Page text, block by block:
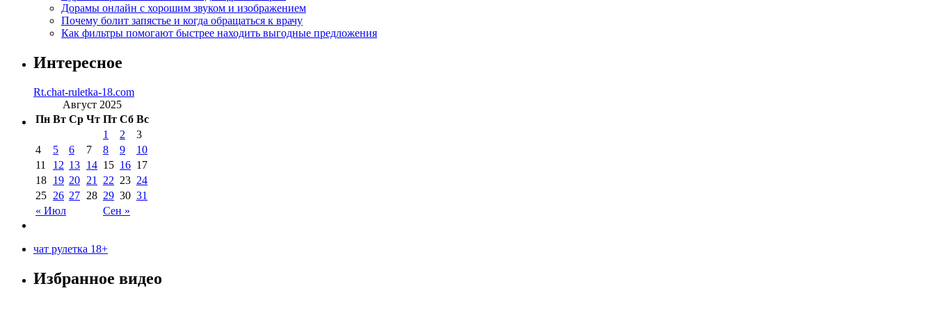
Дорамы онлайн с хорошим звуком и изображением
Почему болит запястье и когда обращаться к врачу
Как фильтры помогают быстрее находить выгодные предложения
Интересное
Rt.chat-ruletka-18.com
Август 2025
Пн Вт Ср Чт Пт Сб Вс
« Июл Сен »
1 2
3
4
5 6 7 8 9
10
11
12 13 14 15 16 17
18 19 20 21 22 23 24
25 26 27 28 29 30 31
чат рулетка 18+
Избранное видео